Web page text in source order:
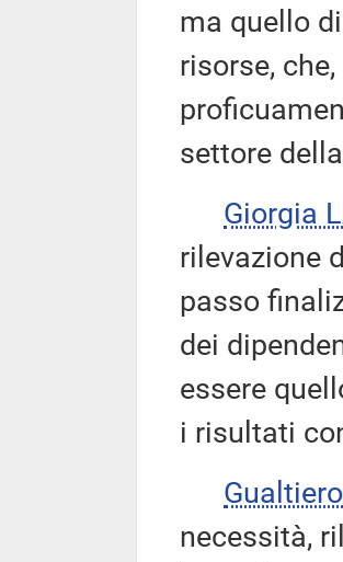
ma quello
risorse,
settore
Giorgia
rilevazione
passo
dei
essere
i risultati
necessità,